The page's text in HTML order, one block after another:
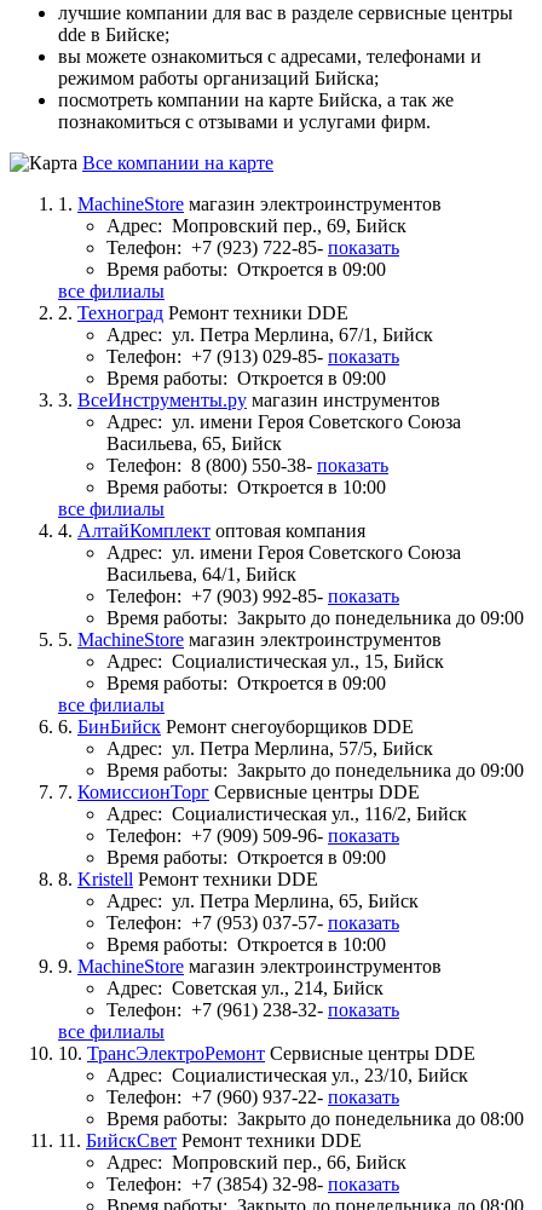
лучшие компании для вас в разделе сервисные центры
dde в Бийске;
вы можете ознакомиться с адресами, телефонами и
режимом работы организаций Бийска;
посмотреть компании на карте Бийска, а так же
познакомиться с отзывами и услугами фирм.
Все компании на карте
1. MachineStore магазин электроинструментов
Адрес: Мопровский пер., 69, Бийск
Телефон: +7 (923) 722-85- показать
Время работы: Откроется в 09:00
все филиалы
2. Техноград Ремонт техники DDE
Адрес: ул. Петра Мерлина, 67/1, Бийск
Телефон: +7 (913) 029-85- показать
Время работы: Откроется в 09:00
3. ВсеИнструменты.ру магазин инструментов
Адрес: ул. имени Героя Советского Союза
Васильева, 65, Бийск
Телефон: 8 (800) 550-38- показать
Время работы: Откроется в 10:00
все филиалы
4. АлтайКомплект оптовая компания
Адрес: ул. имени Героя Советского Союза
Васильева, 64/1, Бийск
Телефон: +7 (903) 992-85- показать
Время работы: Закрыто до понедельника до 09:00
5. MachineStore магазин электроинструментов
Адрес: Социалистическая ул., 15, Бийск
Время работы: Откроется в 09:00
все филиалы
6. БинБийск Ремонт снегоуборщиков DDE
Адрес: ул. Петра Мерлина, 57/5, Бийск
Время работы: Закрыто до понедельника до 09:00
7. КомиссионТорг Сервисные центры DDE
Адрес: Социалистическая ул., 116/2, Бийск
Телефон: +7 (909) 509-96- показать
Время работы: Откроется в 09:00
8. Kristell Ремонт техники DDE
Адрес: ул. Петра Мерлина, 65, Бийск
Телефон: +7 (953) 037-57- показать
Время работы: Откроется в 10:00
9. MachineStore магазин электроинструментов
Адрес: Советская ул., 214, Бийск
Телефон: +7 (961) 238-32- показать
все филиалы
10. ТрансЭлектроРемонт Сервисные центры DDE
Адрес: Социалистическая ул., 23/10, Бийск
Телефон: +7 (960) 937-22- показать
Время работы: Закрыто до понедельника до 08:00
11. БийскСвет Ремонт техники DDE
Адрес: Мопровский пер., 66, Бийск
Телефон: +7 (3854) 32-98- показать
Время работы: Закрыто до понедельника до 08:00